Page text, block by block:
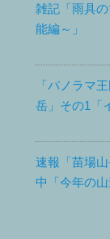
雑記「雨具
能編～」
「パノラマ
岳」その1「
速報「苗場
中「今年の山